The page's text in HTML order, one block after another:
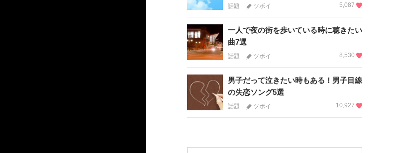
話題 ツボイ 5,087
一人で夜の街を歩いている時に聴きたい
曲7選
話題 ツボイ 8,530
男子だって泣きたい時もある！男子目線
の失恋ソング5選
話題 ツボイ 10,927